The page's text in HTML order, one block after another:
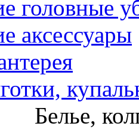
головные
аксессуары
Белье,